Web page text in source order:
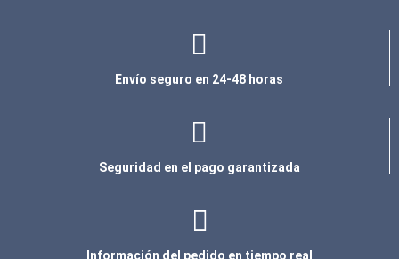
Envío seguro en 24-48 horas
Seguridad en el pago garantizada
Información del pedido en tiempo real